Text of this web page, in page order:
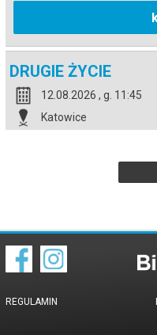
DRUGIE ŻYCIE
12.08.2026 , g. 11:45
Katowice
REGULAMIN